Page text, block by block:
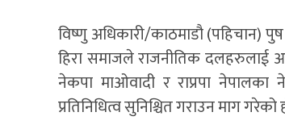
विष्णु अधिकारी/काठमाडौ (पहिचान) पुष
हिरा समाजले राजनीतिक दलहरुलाई
नेकपा माओवादी र राप्रपा नेपालका
प्रतिनिधित्व सुनिश्चित गराउन माग गरेको